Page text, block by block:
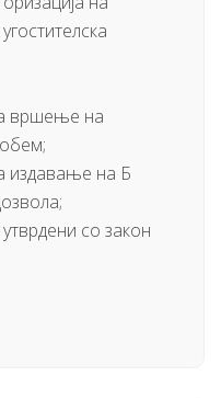
вршење на
издавање на Б
со закон